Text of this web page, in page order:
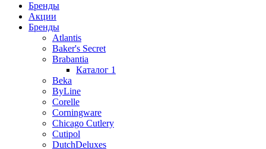
Бренды
Акции
Бренды
Atlantis
Baker's Secret
Brabantia
Каталог 1
Beka
ByLine
Corelle
Corningware
Chicago Cutlery
Cutipol
DutchDeluxes